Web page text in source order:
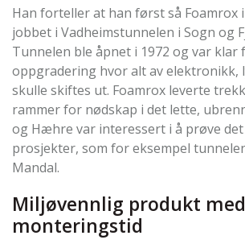
Han forteller at han først så Foamrox
jobbet i Vadheimstunnelen i Sogn og
Tunnelen ble åpnet i 1972 og var klar
oppgradering hvor alt av elektronikk,
skulle skiftes ut. Foamrox leverte
rammer for nødskap i det lette,
og Hæhre var interessert i å prøve
prosjekter, som for eksempel
Mandal.
Miljøvennlig produkt
monteringstid